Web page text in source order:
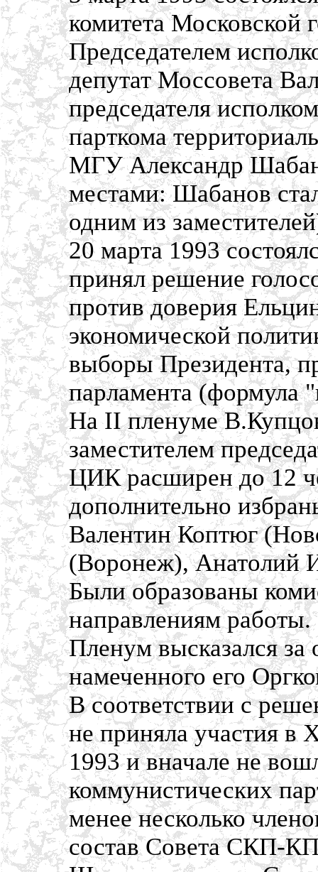
комитета Московской
Председателем
депутат Моссовета
председателя
парткома
МГУ Александр
местами: Шабанов
одним из
20 марта 1993
принял решение
против доверия
экономической
выборы Президента,
парламента (формула
На II пленуме
заместителем
ЦИК расширен до 12
дополнительно
Валентин Коптюг
(Воронеж), Анатолий
Были образованы
направлениям работы.
Пленум высказался
намеченного его
В соответствии с
не приняла участия
1993 и вначале не
коммунистических
менее несколько
состав Совета СКП-